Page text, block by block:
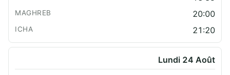
20:00
21:20
Lundi 24 Août